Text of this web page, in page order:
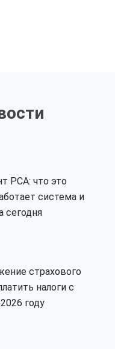
РСА: что это
система и
сегодня
страхового
налоги с
году